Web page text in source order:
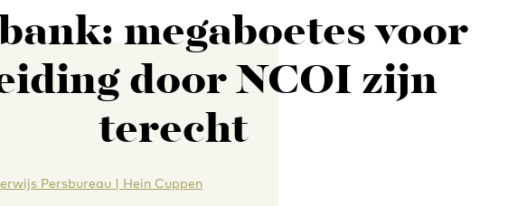
megaboetes voor
door NCOI zijn
terecht
Persbureau | Hein Cuppen